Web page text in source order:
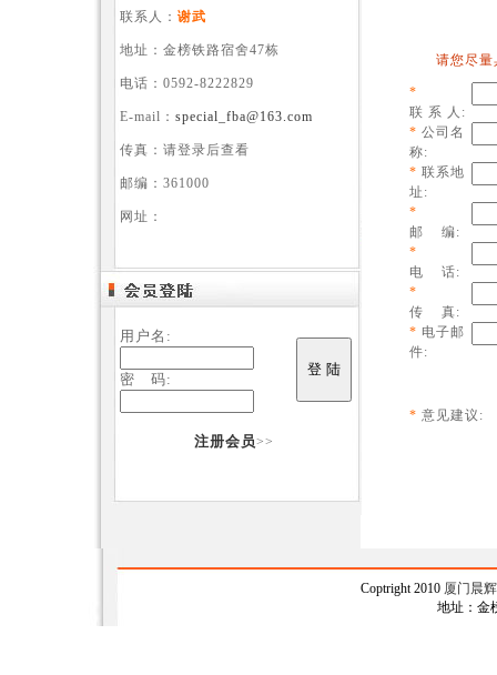
联系人： 谢武
地址：金榜铁路宿舍47栋
电话：0592-8222829
E-mail： special_fba@163.com
传真：请登录后查看
邮编：361000
网址：
用户名:
密 码:
注册会员>>
请您尽量
*
联 系 人:
* 公司名
称:
* 联系地
址:
*
邮 编:
*
电 话:
*
传 真:
* 电子邮
件:
* 意见建议:
Coptright 2010 厦门晨
地址：金